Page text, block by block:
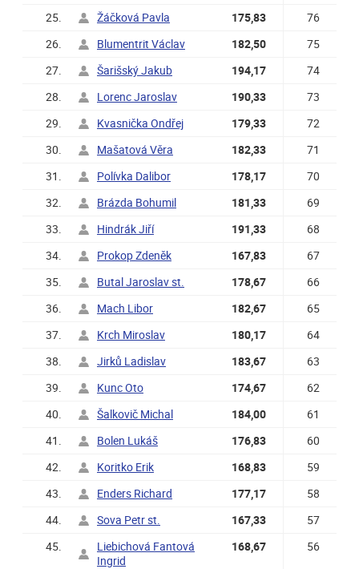
25.
Žáčková Pavla 175,83
76
26.
Blumentrit Václav 182,50
75
27.
Šarišský Jakub 194,17
74
28.
Lorenc Jaroslav 190,33
73
29.
Kvasnička Ondřej 179,33
72
30.
Mašatová Věra 182,33
71
31.
Polívka Dalibor 178,17
70
32.
Brázda Bohumil 181,33
69
33.
Hindrák Jiří 191,33
68
34.
Prokop Zdeněk 167,83
67
35.
Butal Jaroslav st. 178,67
66
36.
Mach Libor 182,67
65
37.
Krch Miroslav 180,17
64
38.
Jirků Ladislav 183,67
63
39.
Kunc Oto 174,67
62
40.
Šalkovič Michal 184,00
61
41.
Bolen Lukáš 176,83
60
42.
Koritko Erik 168,83
59
43.
Enders Richard 177,17
58
44.
Sova Petr st. 167,33
57
45.
Liebichová Fantová
Ingrid
168,67 56